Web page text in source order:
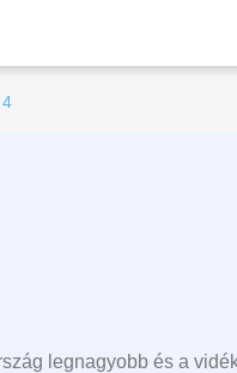
legnagyobb és a